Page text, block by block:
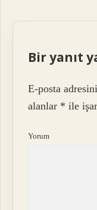
Bir yanıt
E-posta
alanlar * ile
Yorum